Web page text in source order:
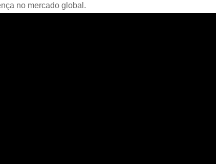
no mercado global.